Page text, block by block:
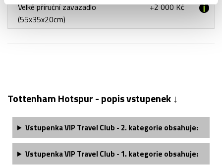
Velké příruční zavazadlo
(55x35x20cm)
+2 000 Kč
Tottenham Hotspur - popis vstupenek ↓
Vstupenka VIP Travel Club - 2. kategorie obsahuje:
Vstupenka VIP Travel Club - 1. kategorie obsahuje: